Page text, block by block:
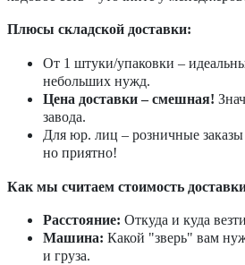
Плюсы складской доставки:
От 1 штуки/упаковки –
небольших нужд.
Цена доставки – смешная!
завода.
Для юр. лиц – розничные
но приятно!
Как мы считаем стоимость
Расстояние: Откуда и куда
Машина: Какой "зверь" вам
и груза.